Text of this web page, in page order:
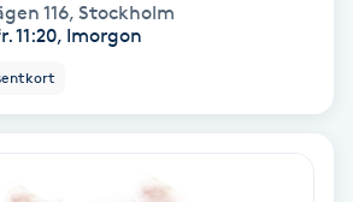
116, Stockholm
11:20, Imorgon